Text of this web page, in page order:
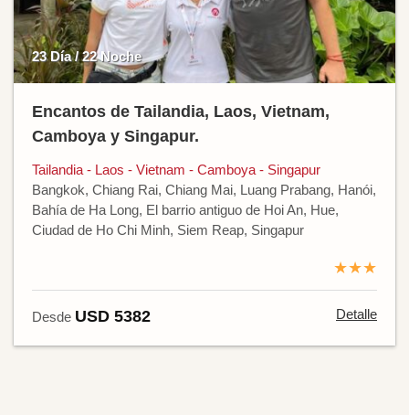
23 Día / 22 Noche
Encantos de Tailandia, Laos, Vietnam,
Camboya y Singapur.
Tailandia - Laos - Vietnam - Camboya - Singapur
Bangkok, Chiang Rai, Chiang Mai, Luang Prabang, Hanói,
Bahía de Ha Long, El barrio antiguo de Hoi An, Hue,
Ciudad de Ho Chi Minh, Siem Reap, Singapur
★★★
Desde USD 5382 Detalle